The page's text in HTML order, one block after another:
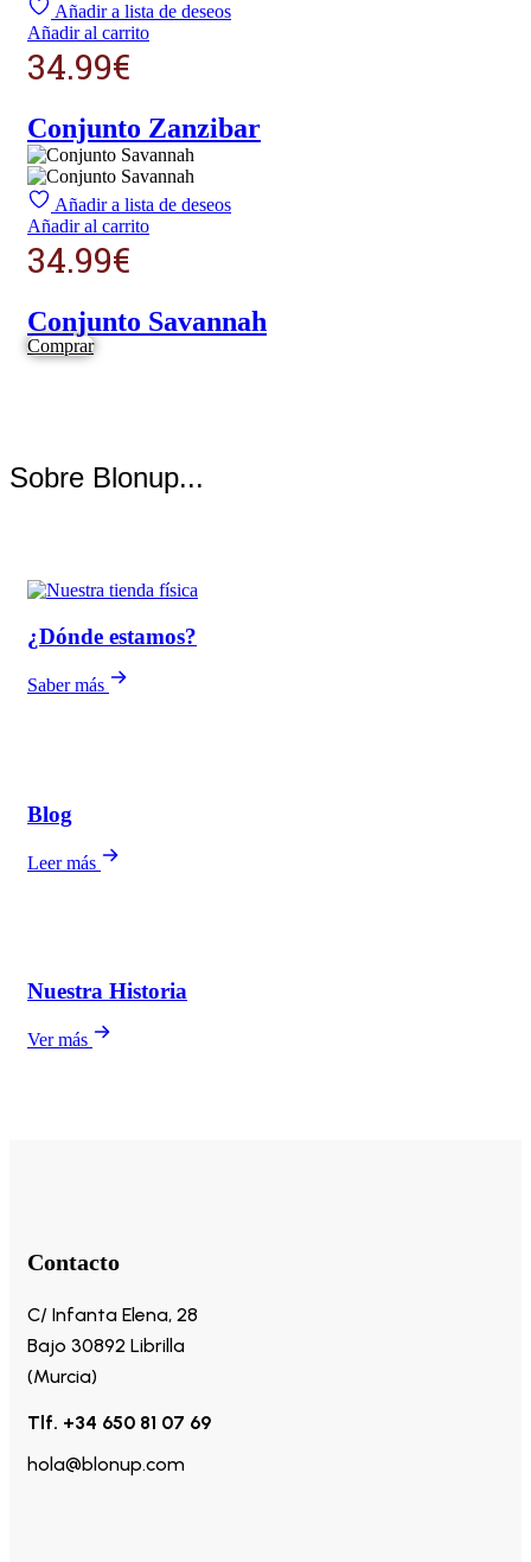
Añadir a lista de deseos
Añadir al carrito
34.99€
Conjunto Zanzibar
Añadir a lista de deseos
Añadir al carrito
34.99€
Conjunto Savannah
Comprar
Sobre Blonup...
¿Dónde estamos?
Saber más
Blog
Leer más
Nuestra Historia
Ver más
Contacto
C/ Infanta Elena, 28
Bajo 30892 Librilla
(Murcia)
Tlf. +34 650 81 07 69
hola@blonup.com